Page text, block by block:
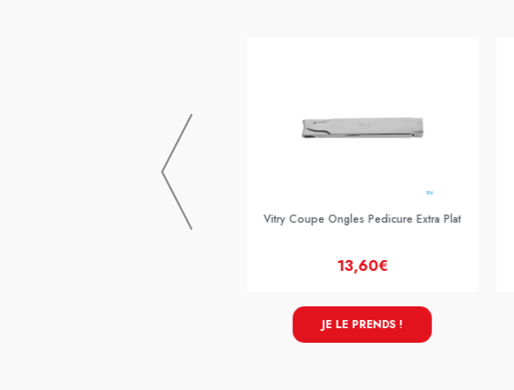
Vitry Coupe Ongles Pedicure Extra Plat
13,60€
JE LE PRENDS !